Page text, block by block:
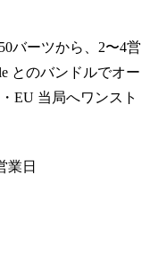
バーツから、2〜4営
とのバンドルでオー
EU 当局へワンスト
業日